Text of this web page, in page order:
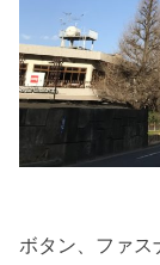
ボタン、ファス